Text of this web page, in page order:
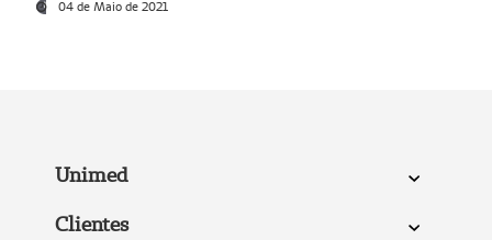
04 de Maio de 2021
Unimed
Clientes